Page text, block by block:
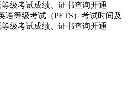
级考试成绩、证书查询开通
语等级考试（PETS）考试时间及
级考试成绩、证书查询开通